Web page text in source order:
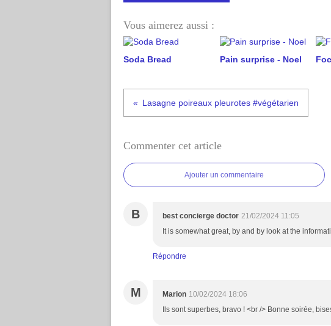
Vous aimerez aussi :
Soda Bread Pain surprise - Noel
Lasagne poireaux pleurotes #végétarien
Commenter cet article
Ajouter un commentaire
B best concierge doctor 21/02/2024 11:05
It is somewhat great, by and by look at the
Répondre
M Marion 10/02/2024 18:06
Ils sont superbes, bravo ! <br /> Bonne soirée,